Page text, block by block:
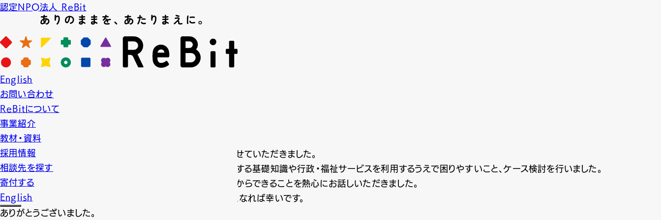
認定NPO法人 ReBit
English
お問い合わせ
ReBitについて
事業紹介
教材・資料
採用情報
相談先を探す
寄付する
English
News
ニュース
2023.12.21
【研修】横浜市港北区
横浜市港北区で福祉現場におけるLGBTQ支援研修を実施させていただきました。
区内の支援職等のみなさまにお集まりいただき、LGBTQに関する基礎知識や行政・福祉サービスを利用するうえで困りやすいこと、ケース検討を行いました。
グループでのケース検討では支援方針の検討や各現場でこれからできることを熱心にお話しいただきました。
LGBTQも利用しやすい行政・福祉サービスの提供への一助となれば幸いです。
ありがとうございました。